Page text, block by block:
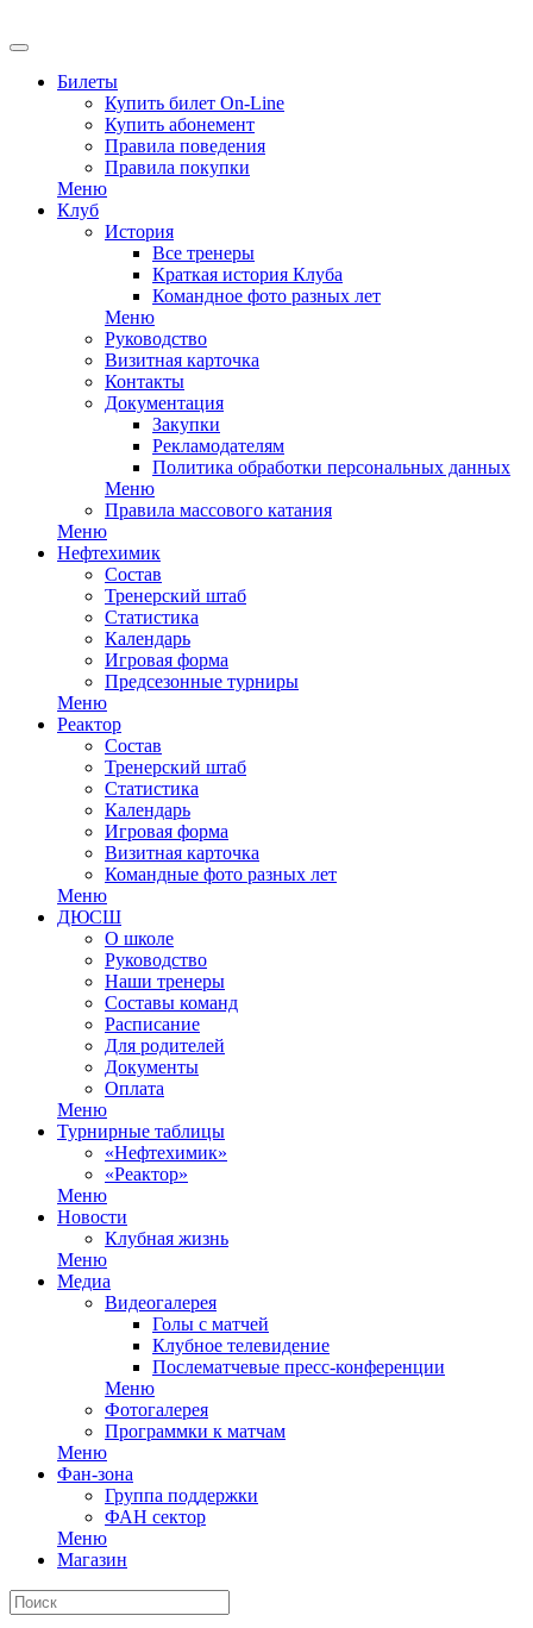
Билеты
Купить билет On-Line
Купить абонемент
Правила поведения
Правила покупки
Меню
Клуб
История
Все тренеры
Краткая история Клуба
Командное фото разных лет
Меню
Руководство
Визитная карточка
Контакты
Документация
Закупки
Рекламодателям
Политика обработки персональных данных
Меню
Правила массового катания
Меню
Нефтехимик
Состав
Тренерский штаб
Статистика
Календарь
Игровая форма
Предсезонные турниры
Меню
Реактор
Состав
Тренерский штаб
Статистика
Календарь
Игровая форма
Визитная карточка
Командные фото разных лет
Меню
ДЮСШ
О школе
Руководство
Наши тренеры
Составы команд
Расписание
Для родителей
Документы
Оплата
Меню
Турнирные таблицы
«Нефтехимик»
«Реактор»
Меню
Новости
Клубная жизнь
Меню
Медиа
Видеогалерея
Голы с матчей
Клубное телевидение
Послематчевые пресс-конференции
Меню
Фотогалерея
Программки к матчам
Меню
Фан-зона
Группа поддержки
ФАН сектор
Меню
Магазин